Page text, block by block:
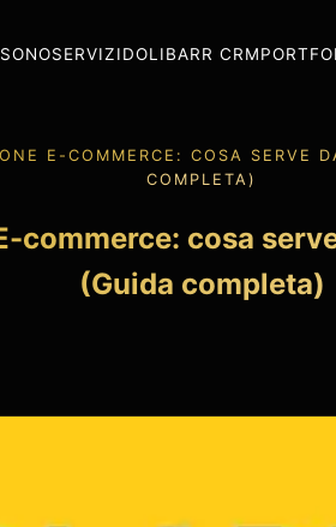
SERVIZIDOLIBARR CRM
E-COMMERCE: COSA SERVE
COMPLETA)
commerce: cosa
(Guida completa)